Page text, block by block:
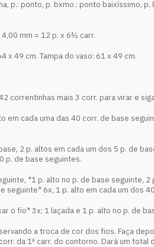
p.: ponto, p. bxmo.: ponto baixíssimo,
mm = 12 p. x 6½ carr.
x 49 cm. Tampa do vaso: 61 x 49 cm.
correntinhas mais 3 corr. para virar e
em cada uma das 40 corr. de base
2 p. altos em cada um dos 5 p. de
p. de base seguintes.
*1 p. alto no p. de base
seguinte* 6x, 1 p. alto em cada um dos
o fio* 3x; 1 laçada e 1 p. alto no p. de
a troca de cor dos fios. Faça
da 1ª carr. do contorno. Dará um total